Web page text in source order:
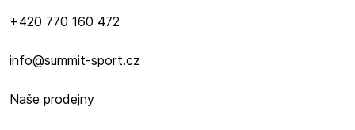
+420 770 160 472
info@summit-sport.cz
Naše prodejny